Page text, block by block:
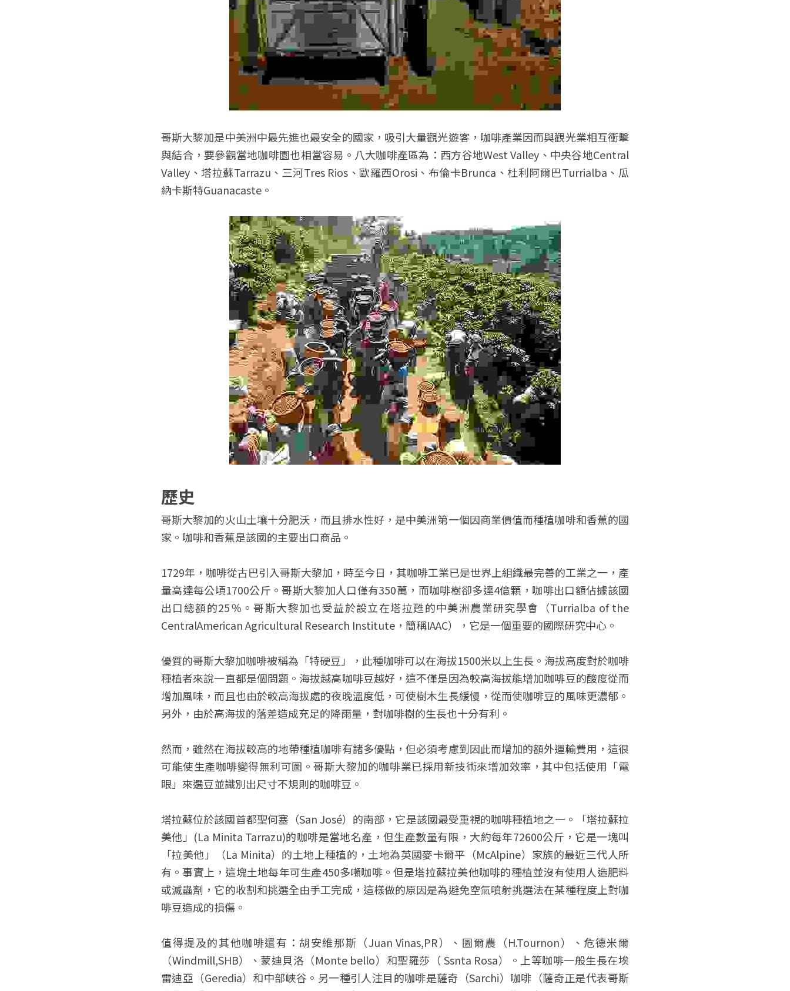
哥斯大黎加是中美洲中最先進也最安全的國家，吸引大量觀光遊客，咖啡產業因而與觀光業相互衝擊
與結合，要參觀當地咖啡園也相當容易。八大咖啡產區為：西方谷地West Valley、中央谷地Central
Valley、塔拉蘇Tarrazu、三河Tres Rios、歐羅西Orosi、布倫卡Brunca、杜利阿爾巴Turrialba、瓜
納卡斯特Guanacaste。
歷史
哥斯大黎加的火山土壤十分肥沃，而且排水性好，是中美洲第一個因商業價值而種植咖啡和香蕉的國
家。咖啡和香蕉是該國的主要出口商品。
1729年，咖啡從古巴引入哥斯大黎加，時至今日，其咖啡工業已是世界上組織最完善的工業之一，產
量高達每公頃1700公斤。哥斯大黎加人口僅有350萬，而咖啡樹卻多達4億顆，咖啡出口額佔據該國
出口總額的25％。哥斯大黎加也受益於設立在塔拉甦的中美洲農業研究學會（Turrialba of the
CentralAmerican Agricultural Research Institute，簡稱IAAC），它是一個重要的國際研究中心。
優質的哥斯大黎加咖啡被稱為「特硬豆」，此種咖啡可以在海拔1500米以上生長。海拔高度對於咖啡
種植者來說一直都是個問題。海拔越高咖啡豆越好，這不僅是因為較高海拔能增加咖啡豆的酸度從而
增加風味，而且也由於較高海拔處的夜晚溫度低，可使樹木生長緩慢，從而使咖啡豆的風味更濃郁。
另外，由於高海拔的落差造成充足的降雨量，對咖啡樹的生長也十分有利。
然而，雖然在海拔較高的地帶種植咖啡有諸多優點，但必須考慮到因此而增加的額外運輸費用，這很
可能使生產咖啡變得無利可圖。哥斯大黎加的咖啡業已採用新技術來增加效率，其中包括使用「電
眼」來選豆並識別出尺寸不規則的咖啡豆。
塔拉蘇位於該國首都聖何塞（San José）的南部，它是該國最受重視的咖啡種植地之一。「塔拉蘇拉
美他」(La Minita Tarrazu)的咖啡是當地名產，但生產數量有限，大約每年72600公斤，它是一塊叫
「拉美他」（La Minita）的土地上種植的，土地為英國麥卡爾平（McAlpine）家族的最近三代人所
有。事實上，這塊土地每年可生產450多噸咖啡。但是塔拉蘇拉美他咖啡的種植並沒有使用人造肥料
或滅蟲劑，它的收割和挑選全由手工完成，這樣做的原因是為避免空氣噴射挑選法在某種程度上對咖
啡豆造成的損傷。
值得提及的其他咖啡還有：胡安維那斯（Juan Vinas,PR）、圖爾農（H.Tournon）、危德米爾
（Windmill,SHB）、蒙迪貝洛（Monte bello）和聖羅莎（ Ssnta Rosa）。上等咖啡一般生長在埃
雷迪亞（Geredia）和中部峽谷。另一種引人注目的咖啡是薩奇（Sarchi）咖啡（薩奇正是代表哥斯